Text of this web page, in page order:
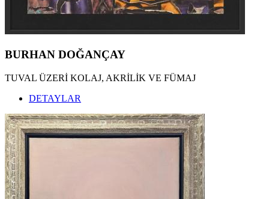
BURHAN DOĞANÇAY
TUVAL ÜZERİ KOLAJ, AKRİLİK VE FÜMAJ
DETAYLAR